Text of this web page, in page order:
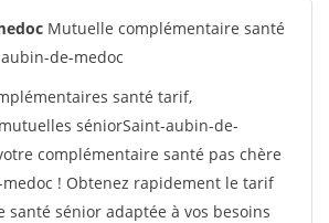
Mutuelle complémentaire santé
de-medoc
santé tarif,
séniorSaint-aubin-de-
complémentaire santé pas chère
! Obtenez rapidement le tarif
santé sénior adaptée à vos besoins